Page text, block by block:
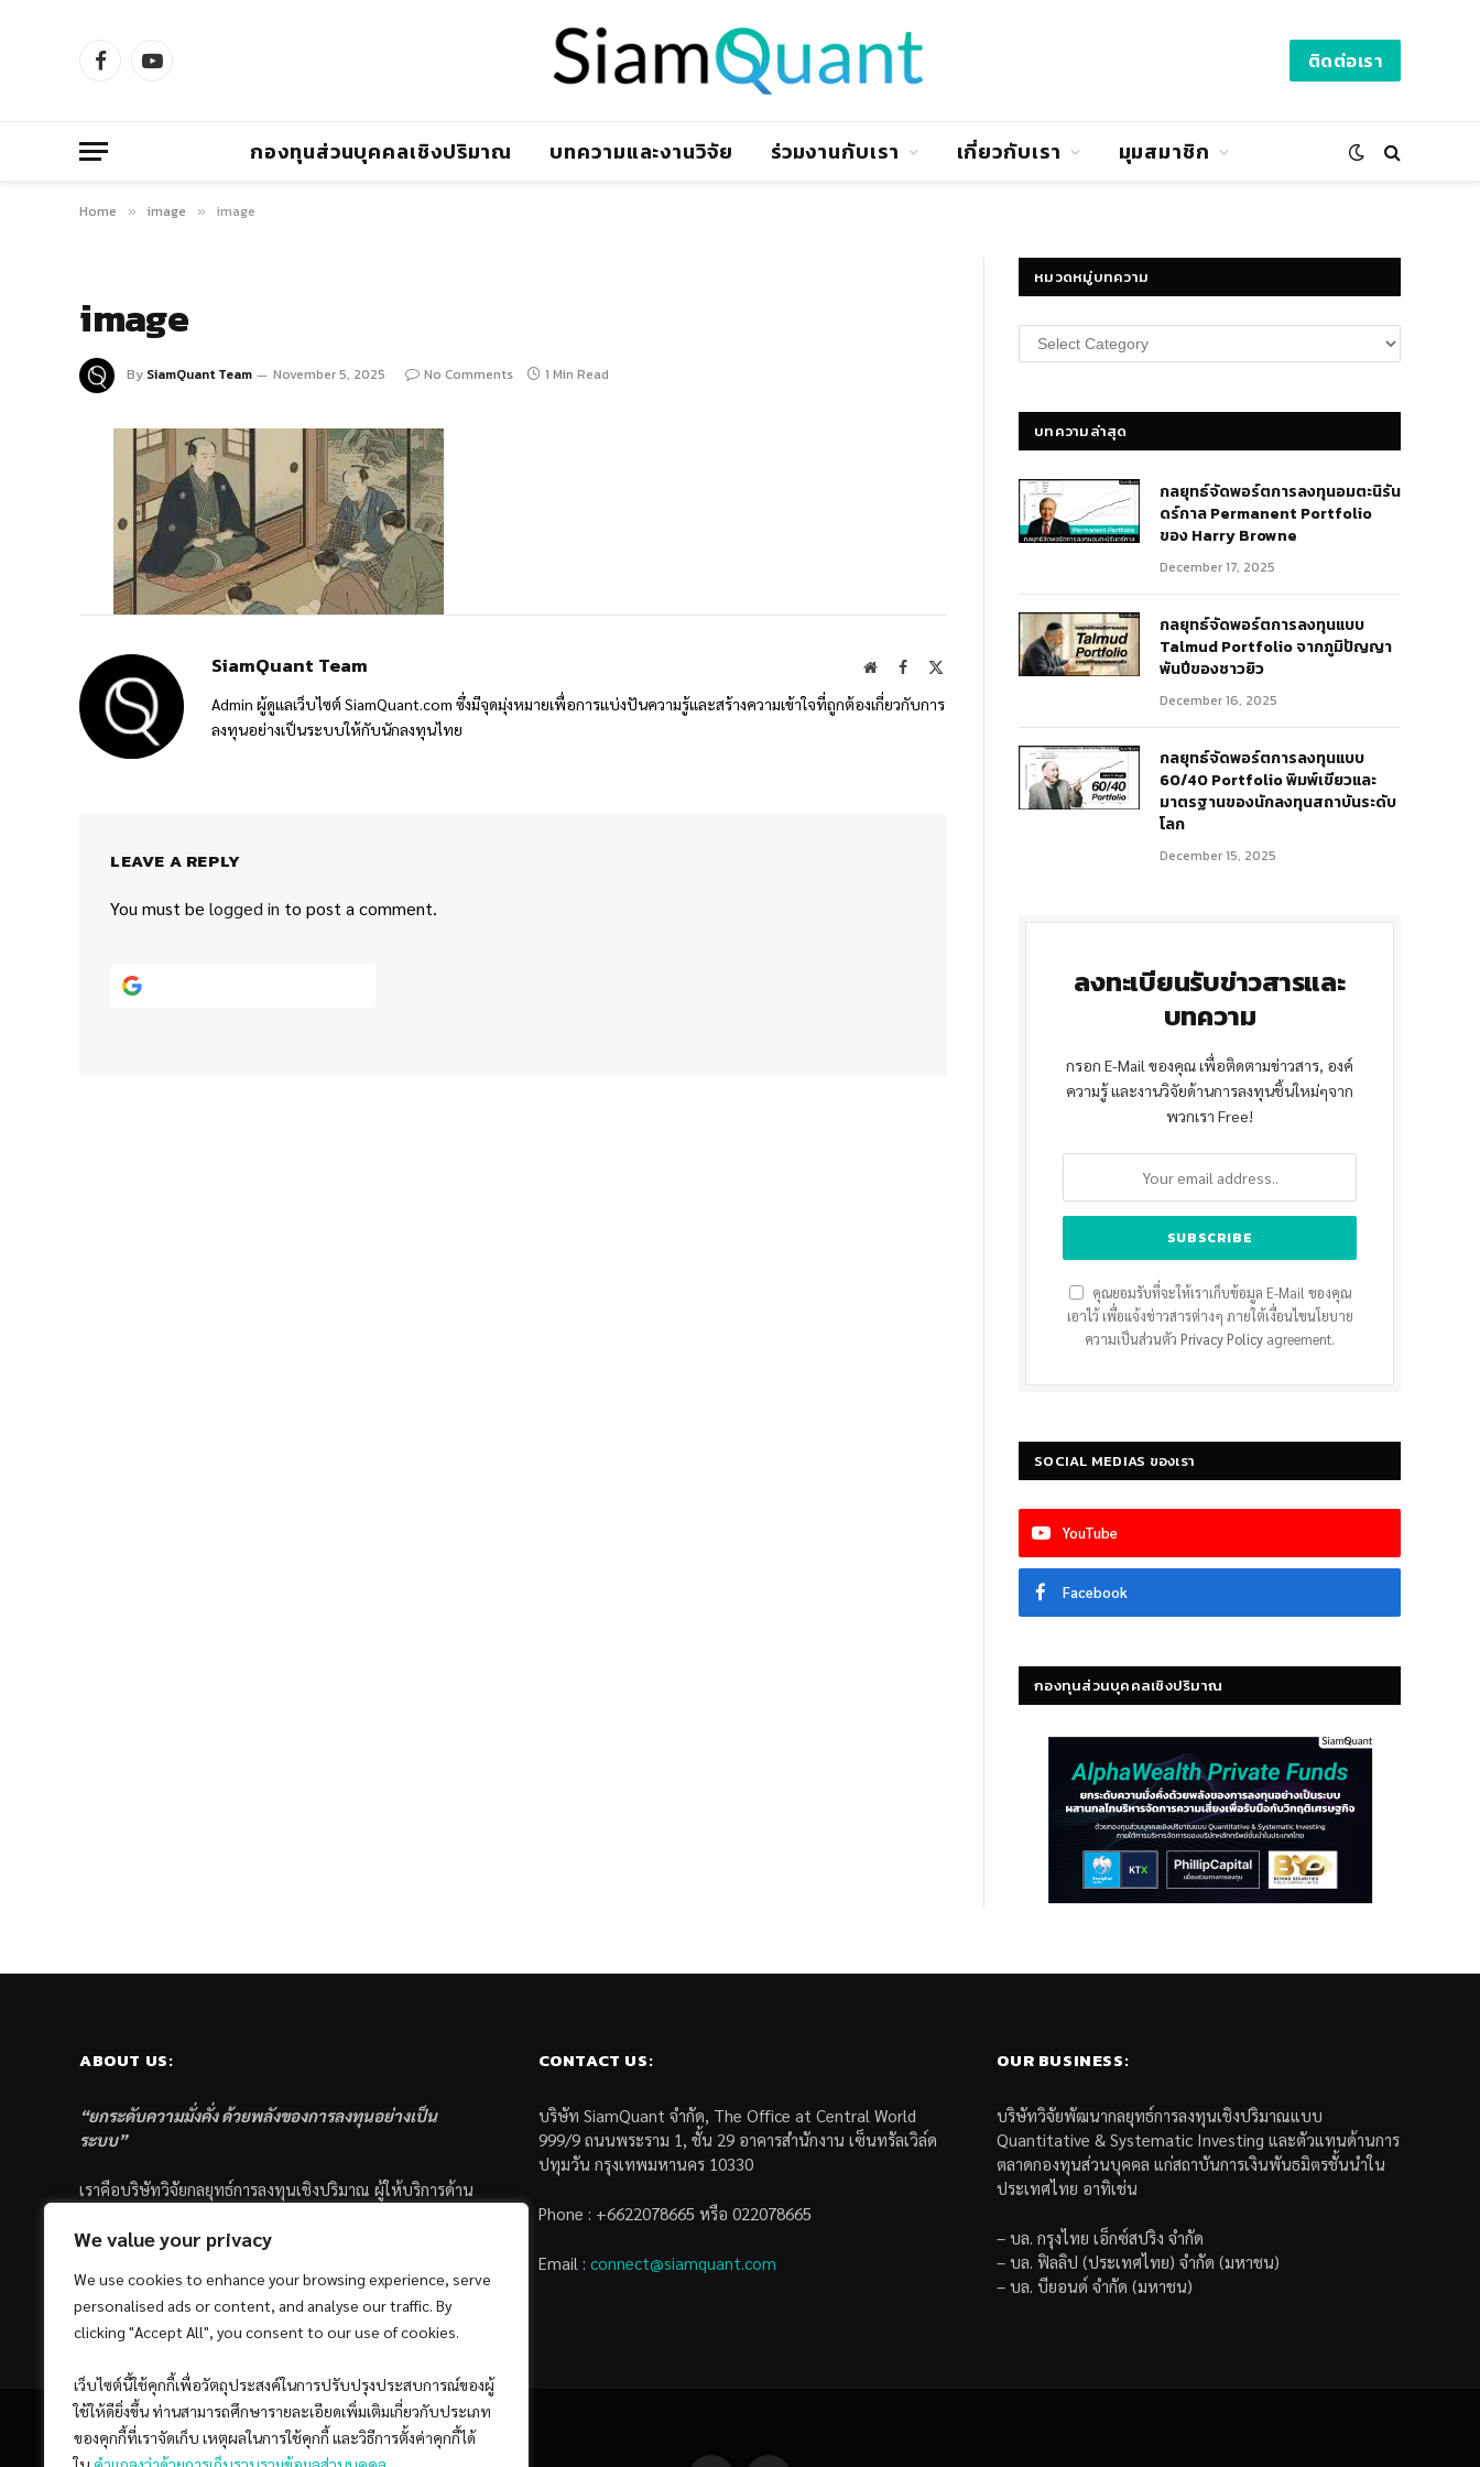
We value your privacy
We use cookies to enhance your browsing experience, serve
personalised ads or content, and analyse our traffic. By
clicking "Accept All", you consent to our use of cookies.
เว็บไซต์นี้ใช้คุกกี้เพื่อวัตถุประสงค์ในการปรับปรุงประสบการณ์ของผู้
ใช้ให้ดียิ่งขึ้น ท่านสามารถศึกษารายละเอียดเพิ่มเติมเกี่ยวกับประเภท
ของคุกกี้ที่เราจัดเก็บ เหตุผลในการใช้คุกกี้ และวิธีการตั้งค่าคุกกี้ได้
FacebookYouTube ติดต่อเรา
กองทุนส่วนบุคคลเชิงปริมาณ บทความและงานวิจัย ร่วมงานกับเรา เกี่ยวกับเรา มุมสมาชิก
Home » image » image
image
By SiamQuant Team November 5, 2025 No Comments 1 Min Read
SiamQuant Team WebsiteFacebook
Admin ผู้ดูแลเว็บไซต์ SiamQuant.com ซึ่งมีจุดมุ่งหมายเพื่อการแบ่งปันความรู้และสร้างความเข้าใจที่ถูกต้องเกี่ยวกับการ
ลงทุนอย่างเป็นระบบให้กับนักลงทุนไทย
LEAVE A REPLY
You must be logged in to post a comment.
หมวดหมู่บทความ
หมวด
หมู่
บทความล่าสุด
กลยุทธ์​จัดพอร์ตการลงทุนอมตะนิรัน
ดร์กาล Permanent Portfolio
ของ Harry Browne
December 17, 2025
กลยุทธ์จัดพอร์ตการลงทุนแบบ
Talmud Portfolio จากภูมิปัญญา
พันปีของชาวยิว
December 16, 2025
กลยุทธ์จัดพอร์ตการลงทุนแบบ
60/40 Portfolio พิมพ์เขียวและ
มาตรฐานของนักลงทุนสถาบันระดับ
โลก
December 15, 2025
ลงทะเบียนรับข่าวสารและ
บทความ
กรอก E-Mail ของคุณ เพื่อติดตามข่าวสาร, องค์
ความรู้ และงานวิจัยด้านการลงทุนชิ้นใหม่ๆจาก
พวกเรา Free!
คุณยอมรับที่จะให้เราเก็บข้อมูล E-Mail ของคุณ
เอาไว้ เพื่อแจ้งข่าวสารต่างๆ ภายใต้เงื่อนไขนโยบาย
ความเป็นส่วนตัว Privacy Policy agreement.
SOCIAL MEDIAS ของเรา
YouTube
Facebook
กองทุนส่วนบุคคลเชิงปริมาณ
ABOUT US:
“ยกระดับความมั่งคั่ง ด้วยพลังของการลงทุนอย่างเป็น
ระบบ”
เราคือบริษัทวิจัยกลยุทธ์การลงทุนเชิงปริมาณ ผู้ให้บริการด้าน
ส่วนบุคคล ซึ่งมีเป้าหมายที่จะช่วยเหลือให้นักลงทุนไทย
ด้วยแนวคิดและกระบวนการลงทุนอย่างเป็นระบบแบบ
Quantitative & Systematic Investing
CONTACT US:
บริษัท SiamQuant จำกัด, The Office at Central World
999/9 ถนนพระราม 1, ชั้น 29 อาคารสำนักงาน เซ็นทรัลเวิล์ด
ปทุมวัน กรุงเทพมหานคร 10330
Phone : +6622078665 หรือ 022078665
Email : connect@siamquant.com
OUR BUSINESS:
บริษัทวิจัยพัฒนากลยุทธ์การลงทุนเชิงปริมาณแบบ
Quantitative & Systematic Investing และตัวแทนด้านการ
ตลาดกองทุนส่วนบุคคล แก่สถาบันการเงินพันธมิตรชั้นนำใน
ประเทศไทย อาทิเช่น
– บล. กรุงไทย เอ็กซ์สปริง จำกัด
– บล. ฟิลลิป (ประเทศไทย) จำกัด (มหาชน)
– บล. บียอนด์ จำกัด (มหาชน)